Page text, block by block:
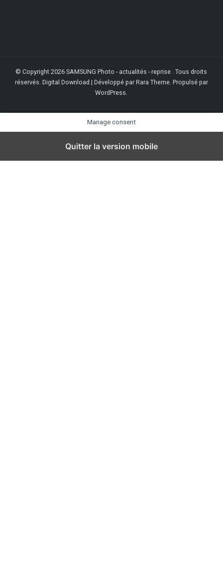
© Copyright 2026SAMSUNG Photo - actualités - reprise . Tous droits
réservés. Digital Download | Développé par Rara Theme. Propulsé par
WordPress.
Manage consent
Quitter la version mobile